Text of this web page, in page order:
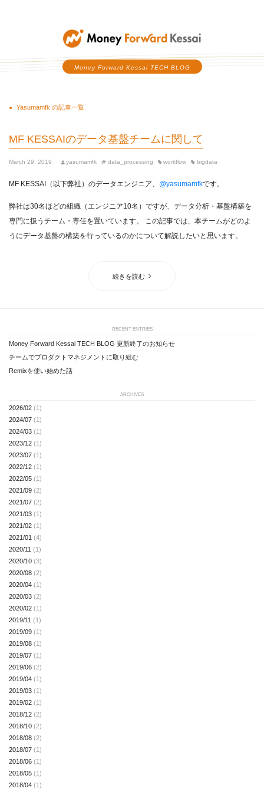
Money Forward Kessai
Money Forward Kessai TECH BLOG
Yasumamfk の記事一覧
MF KESSAIのデータ基盤チームに関して
March 29, 2019 yasumamfk data_processing workflow bigdata
MF KESSAI（以下弊社）のデータエンジニア、 @yasumamfkです。
弊社は30名ほどの組織（エンジニア10名）ですが、データ分析・基盤構築を
専門に扱うチーム・専任を置いています。 この記事では、本チームがどのよ
うにデータ基盤の構築を行っているのかについて解説したいと思います。
続きを読む
RECENT ENTRIES
Money Forward Kessai TECH BLOG 更新終了のお知らせ
チームでプロダクトマネジメントに取り組む
Remixを使い始めた話
ARCHIVES
2026/02 (1)
2024/07 (1)
2024/03 (1)
2023/12 (1)
2023/07 (1)
2022/12 (1)
2022/05 (1)
2021/09 (2)
2021/07 (2)
2021/03 (1)
2021/02 (1)
2021/01 (4)
2020/11 (1)
2020/10 (3)
2020/08 (2)
2020/04 (1)
2020/03 (2)
2020/02 (1)
2019/11 (1)
2019/09 (1)
2019/08 (1)
2019/07 (1)
2019/06 (2)
2019/04 (1)
2019/03 (1)
2019/02 (1)
2018/12 (2)
2018/10 (2)
2018/08 (2)
2018/07 (1)
2018/06 (1)
2018/05 (1)
2018/04 (1)